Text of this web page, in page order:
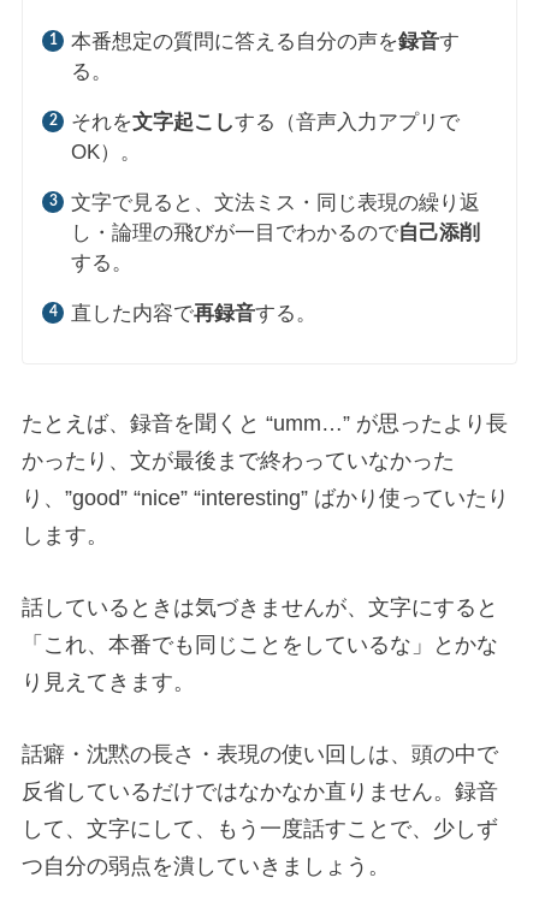
本番想定の質問に答える自分の声を録音す
る。
それを文字起こしする（音声入力アプリで
OK）。
文字で見ると、文法ミス・同じ表現の繰り返
し・論理の飛びが一目でわかるので自己添削
する。
直した内容で再録音する。
たとえば、録音を聞くと “umm…” が思ったより長
かったり、文が最後まで終わっていなかった
り、”good” “nice” “interesting” ばかり使っていたり
します。
話しているときは気づきませんが、文字にすると
「これ、本番でも同じことをしているな」とかな
り見えてきます。
話癖・沈黙の長さ・表現の使い回しは、頭の中で
反省しているだけではなかなか直りません。録音
して、文字にして、もう一度話すことで、少しず
つ自分の弱点を潰していきましょう。